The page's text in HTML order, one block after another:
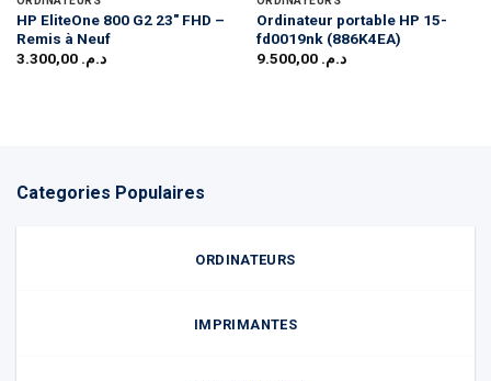
HP EliteOne 800 G2 23″ FHD –
Remis à Neuf
د.م. 3.300,00
Ordinateur portable HP 15-
fd0019nk (886K4EA)
د.م. 9.500,00
Categories Populaires
ORDINATEURS
IMPRIMANTES